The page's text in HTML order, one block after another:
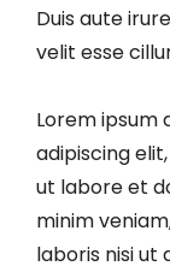
Duis aute
velit esse
Lorem ipsum
adipiscing
ut labore et
minim
laboris nisi ut